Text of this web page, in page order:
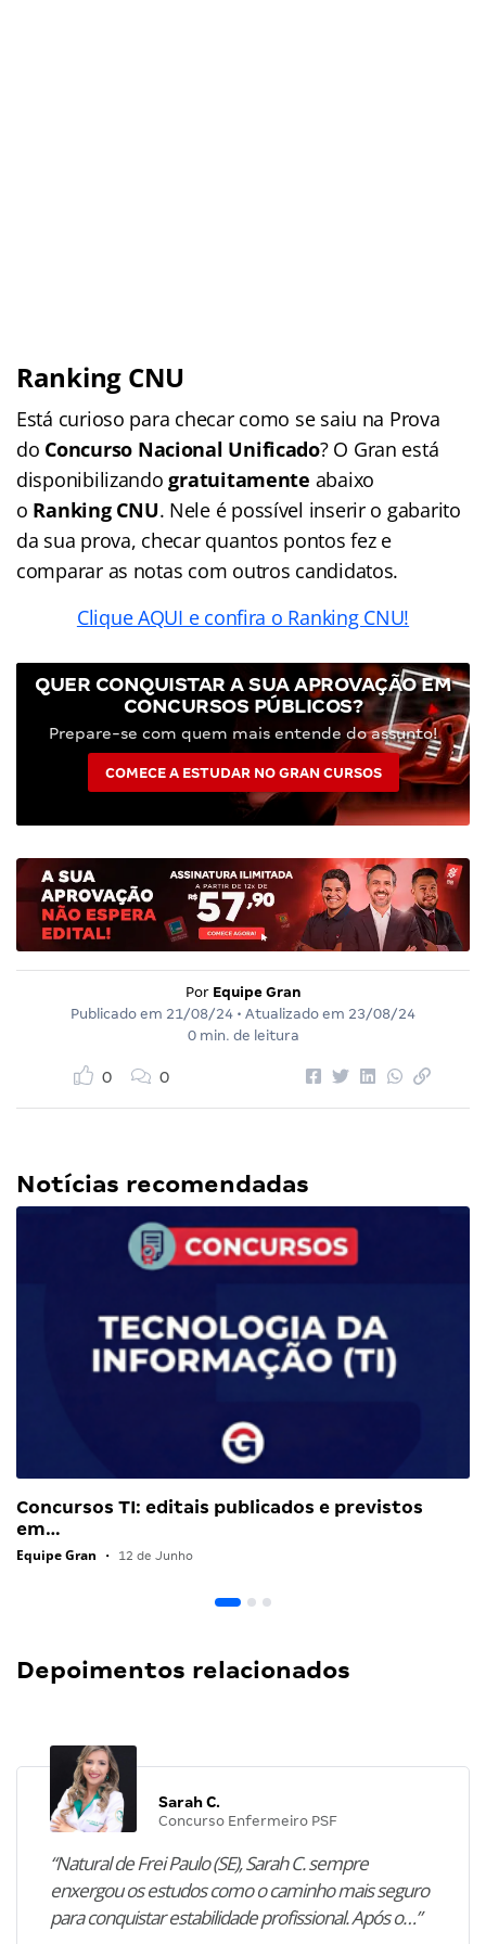
Ranking CNU
Está curioso para checar como se saiu na Prova
do Concurso Nacional Unificado? O Gran está
disponibilizandogratuitamente abaixo
o Ranking CNU. Nele é possível inserir o gabarito
da sua prova, checar quantos pontos fez e
comparar as notas com outros candidatos.
Clique AQUI e confira o Ranking CNU!
QUER CONQUISTAR A SUA APROVAÇÃO EM
CONCURSOS PÚBLICOS?
Prepare-se com quem mais entende do assunto!
COMECE A ESTUDAR NO GRAN CURSOS
Por Equipe Gran
Publicado em 21/08/24 • Atualizado em 23/08/24
0 min. de leitura
0 0
Notícias recomendadas
Concursos TI: editais publicados e previstos
em…
Equipe Gran • 12 de Junho
Depoimentos relacionados
Sarah C.
Concurso Enfermeiro PSF
“Natural de Frei Paulo (SE), Sarah C. sempre
enxergou os estudos como o caminho mais seguro
para conquistar estabilidade profissional. Após o…”